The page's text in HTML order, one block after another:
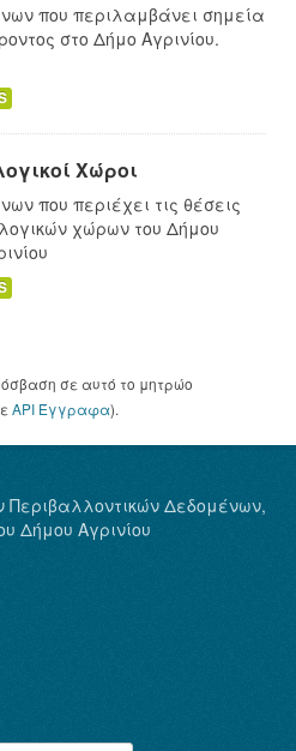
που περιλαμβάνει σημεία
στο Δήμο Αγρινίου.
Χώροι
που περιέχει τις θέσεις
χώρων του Δήμου
σε αυτό το μητρώο
API Έγγραφα).
Περιβαλλοντικών Δεδομένων,
Δήμου Αγρινίου